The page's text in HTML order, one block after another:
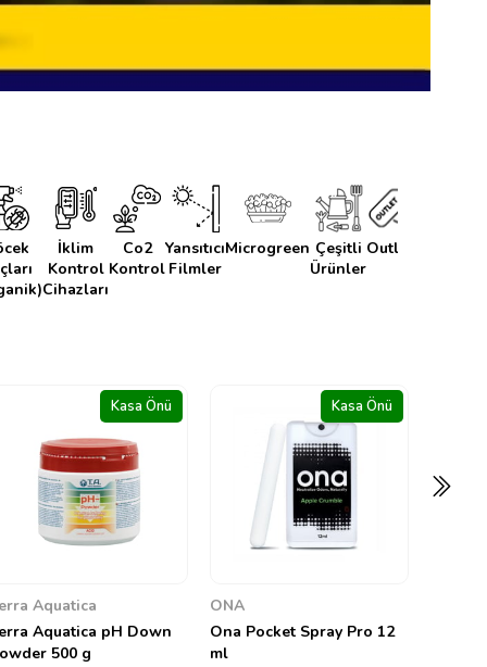
İklim
Kontrol
Cihazları
Co2
Kontrol
Yansıtıcı
Filmler
Microgreen Çeşitli
Ürünler
Outlet
Pocket Spray Pro 12
Kasa Önü
Terra Aquatica
Terra Aquatica Hyper
Bloom 100 g
Kasa Önü
Aptus